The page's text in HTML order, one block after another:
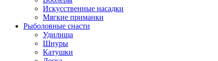
Искусственные насадки
Мягкие приманки
Рыболовные снасти
Удилища
Шнуры
Катушки